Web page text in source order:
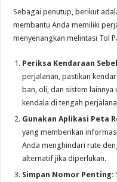
Sebagai penutup, berikut
membantu Anda memiliki
menyenangkan melintasi Tol
Periksa Kendaraan
perjalanan, pastikan
ban, oli, dan sistem
kendala di tengah
Gunakan Aplikasi Peta
yang memberikan
Anda menghindari rute
alternatif jika diperlukan.
Simpan Nomor Penting: